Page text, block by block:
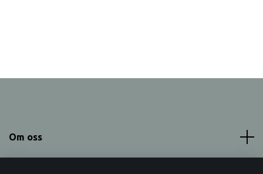
Om oss